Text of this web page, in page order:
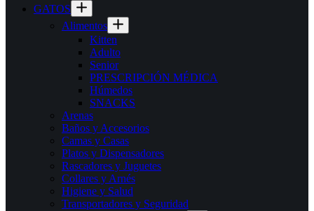
GATOS
Alimentos
Kitten
Adulto
Senior
PRESCRIPCIÓN MÉDICA
Húmedos
SNACKS
Arenas
Baños y Accesorios
Camas y Casas
Platos y Dispensadores
Rascadores y Juguetes
Collares y Arnés
Higiene y Salud
Transportadores y Seguridad